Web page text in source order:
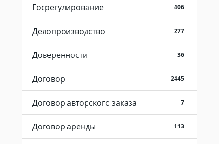
Госрегулирование 406
Делопроизводство 277
Доверенности 36
Договор 2445
Договор авторского заказа 7
Договор аренды 113